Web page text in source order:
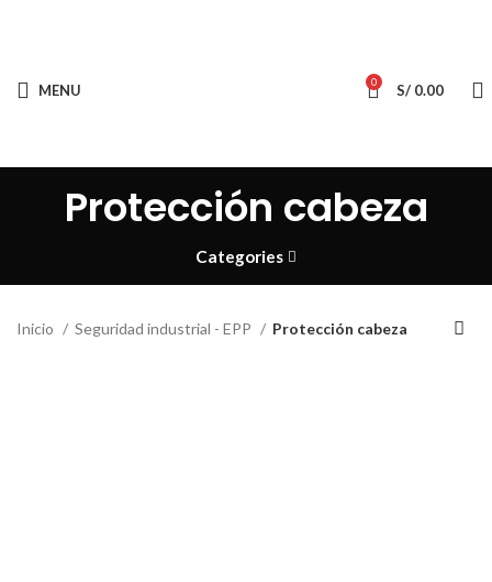
MENU 0 S/ 0.00
Protección cabeza
Categories
Inicio Seguridad industrial - EPP Protección cabeza